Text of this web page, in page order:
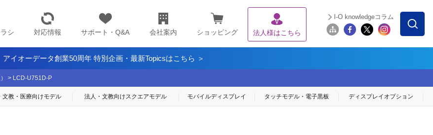
シ 対応情報 サポート・Q&A 会社案内 ショッピング 法人様はこちら
I-O knowledgeコラム
アイオーデータ創業50周年 特別企画・最新Topicsはこちら ＞
> LCD-U751D-P
文教・医療向けモデル 法人・文教向けスクエアモデル モバイルディスプレイ タッチモデル・ 電子黒板 ディスプレイ オプション